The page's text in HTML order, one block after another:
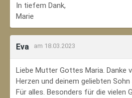
In tiefem Dank,
Marie
Eva am 18.03.2023
Liebe Mutter Gottes Maria. Danke
Herzen und deinem geliebten Sohn
Für alles. Besonders für die vielen